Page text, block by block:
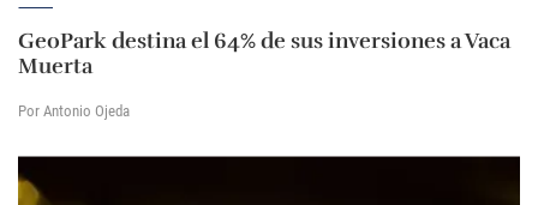
GeoPark destina el 64% de sus inversiones a Vaca
Muerta
Por Antonio Ojeda